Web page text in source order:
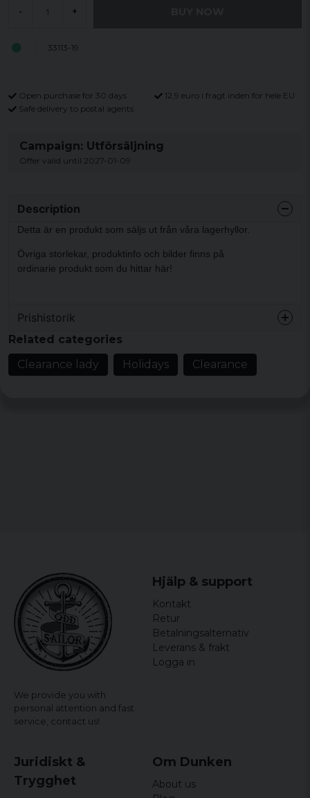
- +
33113-19
Open purchase for 30 days
12,9 euro i fragt inden for hele EU
Safe delivery to postal agents
Campaign: Utförsäljning
Offer valid until 2027-01-09
Description
Detta är en produkt som säljs ut från våra lagerhyllor.
Övriga storlekar, produktinfo och bilder finns på
ordinarie produkt som du hittar här!
Prishistorik
Related categories
Clearance lady
Holidays Clearance
We provide you with
personal attention and fast
service, contact us!
Hjälp & support
Kontakt
Retur
Betalningsalternativ
Leverans & frakt
Logga in
Juridiskt &
Trygghet
Om Dunken
About us